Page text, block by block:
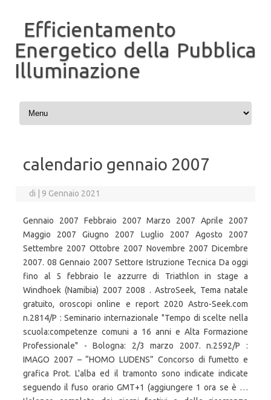
Efficientamento
Energetico della Pubblica
Illuminazione
Vai al contenuto
calendario gennaio 2007
di 9 Gennaio 2021
Gennaio 2007 Febbraio 2007 Marzo 2007 Aprile 2007
Maggio 2007 Giugno 2007 Luglio 2007 Agosto 2007
Settembre 2007 Ottobre 2007 Novembre 2007 Dicembre
2007. 08 Gennaio 2007 Settore Istruzione Tecnica Da oggi
fino al 5 febbraio le azzurre di Triathlon in stage a
Windhoek (Namibia) 2007 2008 . AstroSeek, Tema natale
gratuito, oroscopi online e report 2020 Astro-Seek.com
n.2814/P : Seminario internazionale "Tempo di scelte nella
scuola:competenze comuni a 16 anni e Alta Formazione
Professionale" - Bologna: 2/3 marzo 2007. n.2592/P :
IMAGO 2007 – “HOMO LUDENS” Concorso di fumetto e
grafica Prot. L'alba ed il tramonto sono indicate indicate
seguendo il fuso orario GMT+1 (aggiungere 1 ora se è …